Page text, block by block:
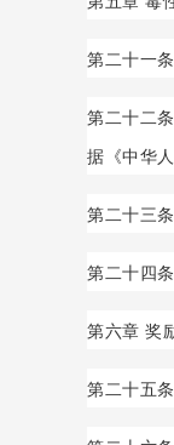
第二十一
第二十二
据《中华
第二十三
第二十四
第六章 奖
第二十五